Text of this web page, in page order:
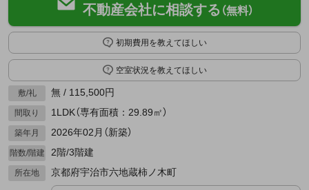
不動産会社に相談する （無料）
初期費用を教えてほしい
空室状況を教えてほしい
敷/礼 無 / 115,500円
間取り 1LDK（専有面積：29.89㎡）
築年月 2026年02月（新築）
階数/階建 2階/3階建
所在地 京都府宇治市六地蔵柿ノ木町